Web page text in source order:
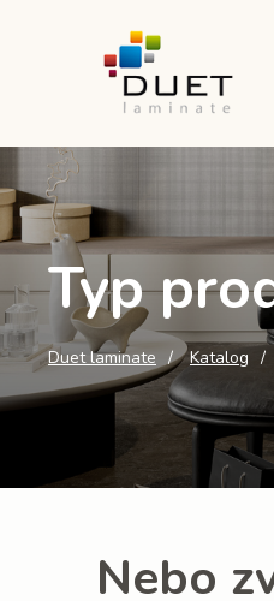
Typ
Duet laminate Katalog
Nebo